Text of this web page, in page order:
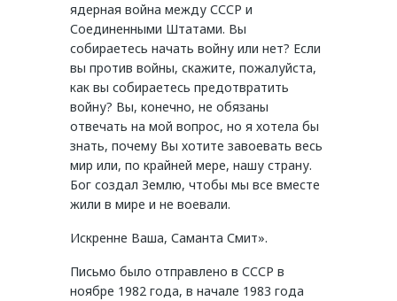
ядерная война между СССР и
Соединенными Штатами. Вы
собираетесь начать войну или нет? Если
вы против войны, скажите, пожалуйста,
как вы собираетесь предотвратить
войну? Вы, конечно, не обязаны
отвечать на мой вопрос, но я хотела бы
знать, почему Вы хотите завоевать весь
мир или, по крайней мере, нашу страну.
Бог создал Землю, чтобы мы все вместе
жили в мире и не воевали.
Искренне Ваша, Саманта Смит».
Письмо было отправлено в СССР в
ноябре 1982 года, в начале 1983 года